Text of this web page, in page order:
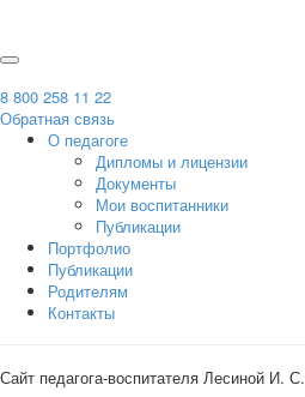
8 800 258 11 22
Обратная связь
О педагоге
Дипломы и лицензии
Документы
Мои воспитанники
Публикации
Портфолио
Публикации
Родителям
Контакты
Сайт педагога-воспитателя Лесиной И. С.